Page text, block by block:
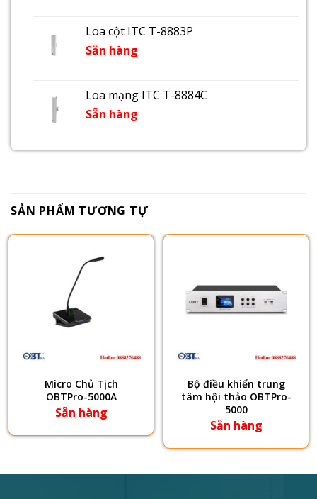
Loa cột ITC T-8883P
Sẵn hàng
Loa mạng ITC T-8884C
Sẵn hàng
SẢN PHẨM TƯƠNG TỰ
Micro Chủ Tịch
OBTPro-5000A
Sẵn hàng
Bộ điều khiển trung
tâm hội thảo OBTPro-
5000
Sẵn hàng